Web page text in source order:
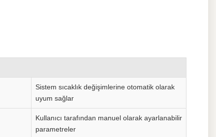
Sistem sıcaklık değişimlerine otomatik olarak
uyum sağlar
Kullanıcı tarafından manuel olarak ayarlanabilir
parametreler